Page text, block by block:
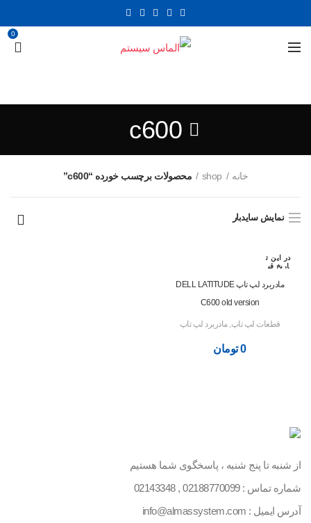
0
c600
خانه shop محصولات برچسب خورده “c600”
نمایش سایدبار
در این ت
اریخ قب
شده اس
مادربرد لپ تاپ DELL LATITUDE
C600 old version
قطعات لپ تاپ,مادربرد لپ تاپ
0 تومان
از شنبه تا پنج شنبه ، پاسخگوی شما هستیم
شماره تماس :02188770099
,
02143348
آدرس ایمیل : info@almassystem.com